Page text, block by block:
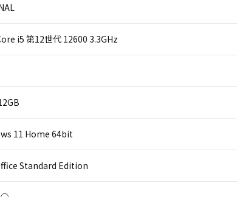
i5 第12世代 12600 3.3GHz
11 Home 64bit
Standard Edition